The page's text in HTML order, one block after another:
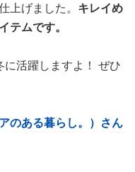
上げました。 キレイめ
テムです。
活躍しますよ！ ぜひ
のある暮らし。）さん